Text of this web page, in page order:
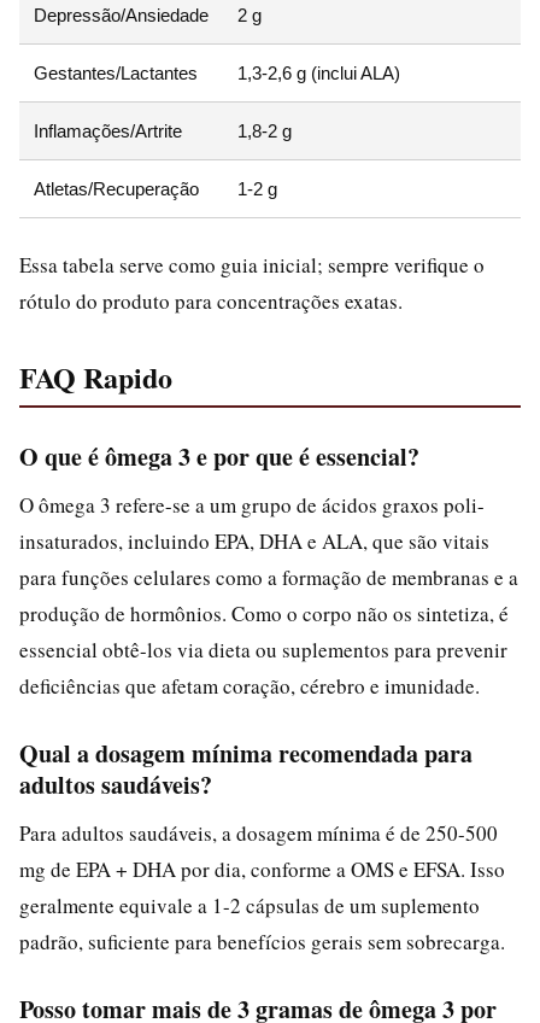
Depressão/Ansiedade 2 g
Gestantes/Lactantes 1,3-2,6 g (inclui ALA)
Inflamações/Artrite 1,8-2 g
Atletas/Recuperação 1-2 g
Essa tabela serve como guia inicial; sempre verifique o
rótulo do produto para concentrações exatas.
FAQ Rapido
O que é ômega 3 e por que é essencial?
O ômega 3 refere-se a um grupo de ácidos graxos poli-
insaturados, incluindo EPA, DHA e ALA, que são vitais
para funções celulares como a formação de membranas e a
produção de hormônios. Como o corpo não os sintetiza, é
essencial obtê-los via dieta ou suplementos para prevenir
deficiências que afetam coração, cérebro e imunidade.
Qual a dosagem mínima recomendada para
adultos saudáveis?
Para adultos saudáveis, a dosagem mínima é de 250-500
mg de EPA + DHA por dia, conforme a OMS e EFSA. Isso
geralmente equivale a 1-2 cápsulas de um suplemento
padrão, suficiente para benefícios gerais sem sobrecarga.
Posso tomar mais de 3 gramas de ômega 3 por